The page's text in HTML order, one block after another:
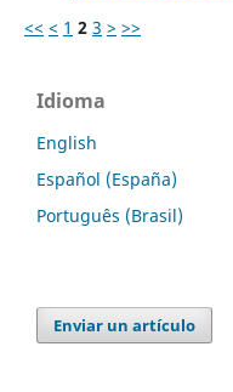
<< < 1 2 3 > >>
Idioma
English
Español (España)
Português (Brasil)
Enviar un artículo